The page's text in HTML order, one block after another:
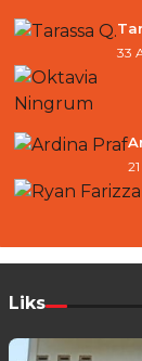
33
Liks